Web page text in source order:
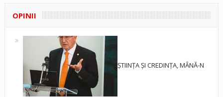
OPINII
ȘTIINȚA ȘI CREDINȚA, MÂNĂ-N